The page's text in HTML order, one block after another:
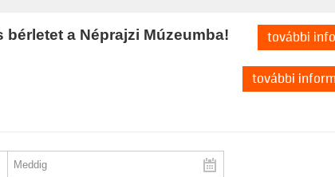
bérletet a Néprajzi Múzeumba! további
további